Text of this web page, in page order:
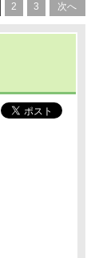
2 3 次へ